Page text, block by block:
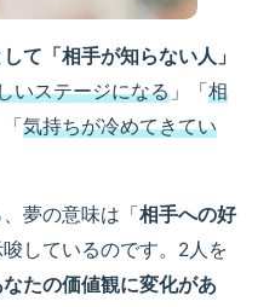
て「相手が知らない人」
いステージになる 」「相
「気持ちが冷めてきてい
夢の意味は「相手への好
唆しているのです。2人を
なたの価値観に変化があ